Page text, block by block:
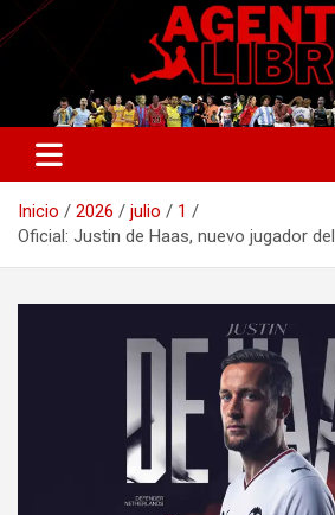
Saltar
al
Agente Libre Digital
La nueva generación del periodismo
Inicio 2026 julio
1
Oficial: Justin de Haas, nuevo jugador